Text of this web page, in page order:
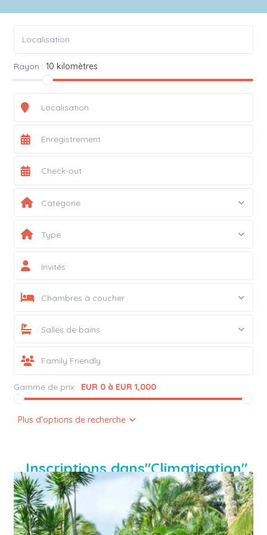
Rayon : 10 kilomètres
Catégorie
Type
Invités
Chambres à coucher
Salles de bains
Gamme de prix : EUR 0 à EUR 1,000
Plus d'options de recherche
Inscriptions dans"Climatisation"